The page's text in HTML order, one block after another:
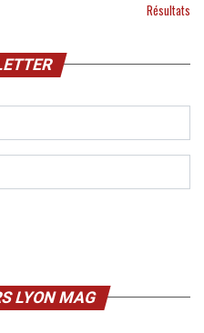
Résultats
LYON MAG